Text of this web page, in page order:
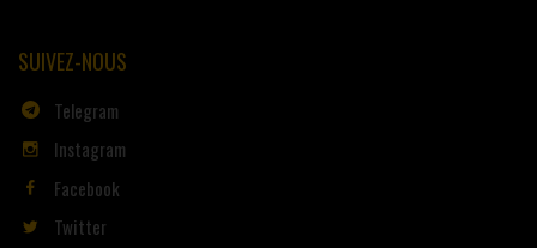
SUIVEZ-NOUS
Telegram
Instagram
Facebook
Twitter